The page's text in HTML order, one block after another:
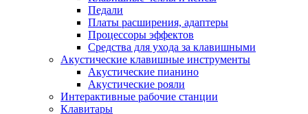
Педали
Платы расширения, адаптеры
Процессоры эффектов
Средства для ухода за клавишными
Акустические клавишные инструменты
Акустические пианино
Акустические рояли
Интерактивные рабочие станции
Клавитары